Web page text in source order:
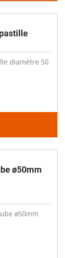
diamètre 50
ø50mm
ø50mm